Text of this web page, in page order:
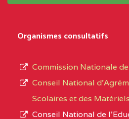
:4740
type
Organismes consultatifs
Commission Nationale de
Conseil National
Scolaires et des
Conseil National de